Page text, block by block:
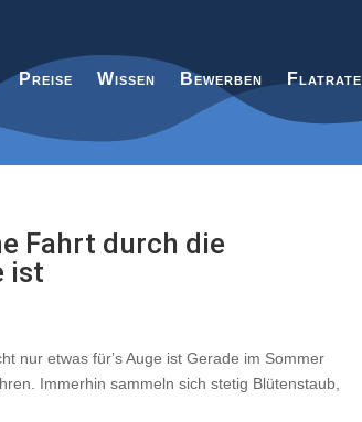
Preise Wissen Bewerben Flatrate
Fahrt durch die
ist
nur etwas fürʼs Auge ist Gerade im Sommer
Immerhin sammeln sich stetig Blütenstaub,